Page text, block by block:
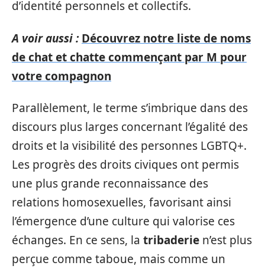
d’identité personnels et collectifs.
A voir aussi : Découvrez notre liste de noms
de chat et chatte commençant par M pour
votre compagnon
Parallèlement, le terme s’imbrique dans des
discours plus larges concernant l’égalité des
droits et la visibilité des personnes LGBTQ+.
Les progrès des droits civiques ont permis
une plus grande reconnaissance des
relations homosexuelles, favorisant ainsi
l’émergence d’une culture qui valorise ces
échanges. En ce sens, la tribaderie n’est plus
perçue comme taboue, mais comme un